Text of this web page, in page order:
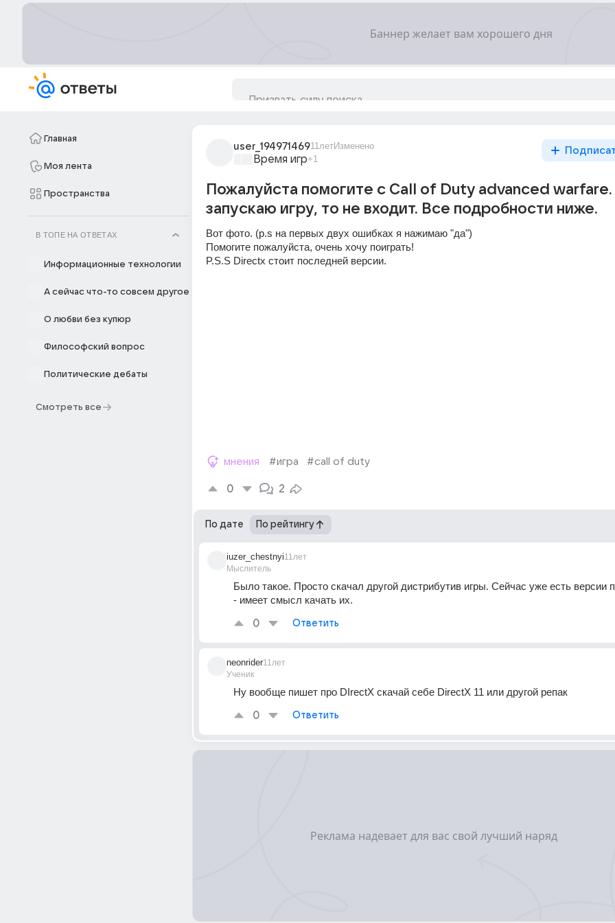
Главная
Моя лента
Пространства
В ТОПЕ НА ОТВЕТАХ
Информационные технологии
А сейчас что-то совсем другое
О любви без купюр
Философский вопрос
Политические дебаты
Смотреть все
user_19497146911летИзменено
Время игр+1
Пожалуйста помогите с Call of Duty advanced warfare.
запускаю игру, то не входит. Все подробности ниже.
Вот фото. (p.s на первых двух ошибках я нажимаю "да")
Помогите пожалуйста, очень хочу поиграть!
P.S.S Directx стоит последней версии.
мнения #игра #call of duty
0 2
По дате По рейтингу
iuzer_chestnyi
Мыслитель
11лет
Было такое. Просто скачал другой дистрибутив игры. Сейчас уже есть версии
- имеет смысл качать их.
0 Ответить
neonrider
Ученик
11лет
Ну вообще пишет про DIrectX скачай себе DirectX 11 или другой репак
0 Ответить